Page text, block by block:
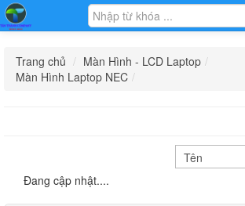
Hướng dẫn
Tin tức
Trang chủ / Màn Hình - LCD Laptop /
Màn Hình Laptop NEC /
Đang cập nhật....